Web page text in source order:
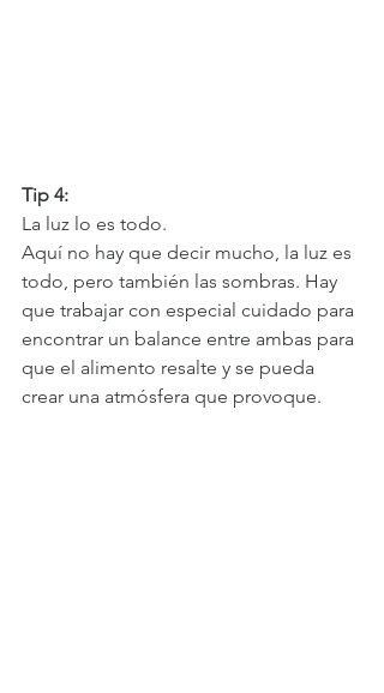
Tip 4:
La luz lo es todo.
Aquí no hay que decir mucho, la luz es
todo, pero también las sombras. Hay
que trabajar con especial cuidado para
encontrar un balance entre ambas para
que el alimento resalte y se pueda
crear una atmósfera que provoque.